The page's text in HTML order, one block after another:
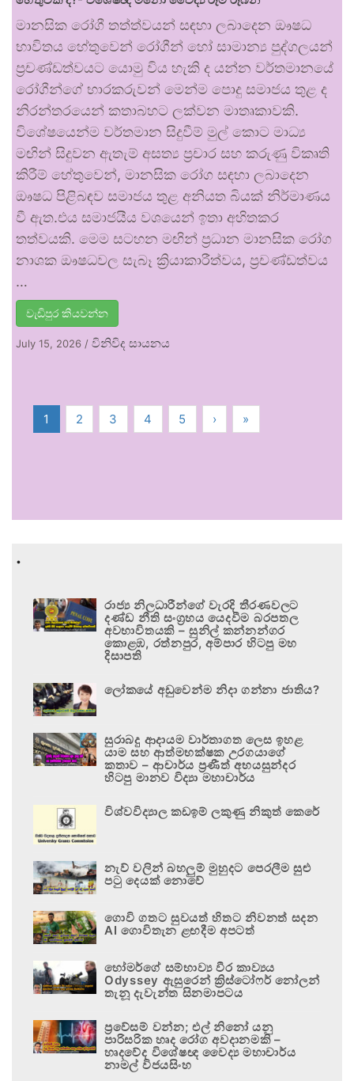
මානසික රෝගී තත්ත්වයන් සඳහා ලබාදෙන ඖෂධ
භාවිතය හේතුවෙන් රෝගීන් හෝ සාමාන්‍ය පුද්ගලයන්
ප්‍රචණ්ඩත්වයට යොමු විය හැකි ද යන්න වර්තමානයේ
රෝගීන්ගේ භාරකරුවන් මෙන්ම පොදු සමාජය තුළ ද
නිරන්තරයෙන් කතාබහට ලක්වන මාතෘකාවකි.
විශේෂයෙන්ම වර්තමාන සිදුවීම් මුල් කොට මාධ්‍ය
මඟින් සිදුවන ඇතැම් අසත්‍ය ප්‍රචාර සහ කරුණු විකෘති
කිරීම් හේතුවෙන්, මානසික රෝග සඳහා ලබාදෙන
ඖෂධ පිළිබඳව සමාජය තුළ අනියත බියක් නිර්මාණය
වී ඇත.එය සමාජයීය වශයෙන් ඉතා අහිතකර
තත්වයකි. මෙම සටහන මඟින් ප්‍රධාන මානසික රෝග
නාශක ඖෂධවල සැබෑ ක්‍රියාකාරීත්වය, ප්‍රචණ්ඩත්වය
…
වැඩිපුර කියවන්න
July 15, 2026 / විනිවිද සායනය
1 2 3 4 5 › »
.
රාජ්‍ය නිලධාරීන්ගේ වැරදි තීරණවලට
දණ්ඩ නීති සංග්‍රහය යෙදවීම බරපතල
අවභාවිතයකි – සුනිල් කන්නන්ගර
කොළඹ, රත්නපුර, අම්පාර හිටපු මහ
දිසාපති
ලෝකයේ අඩුවෙන්ම නිදා ගන්නා ජාතිය?
සුරාබදු ආදායම වාර්තාගත ලෙස ඉහළ
යාම සහ ආත්මභක්ෂක උරගයාගේ
කතාව – ආචාර්ය ප්‍රණීත් අභයසුන්දර
හිටපු මානව විද්‍යා මහාචාර්ය
විශ්වවිද්‍යාල කඩඉම් ලකුණු නිකුත් කෙරේ
නැව් වලින් බහලුම් මුහුදට පෙරලීම සුළු
පටු දෙයක් නොවේ
ගොවි ගතට සුවයත් හිතට නිවනත් සදන
AI ගොවිතැන ළඟදීම අපටත්
හෝමර්ගේ සම්භාව්‍ය වීර කාව්‍යය
Odyssey ඇසුරෙන් ක්‍රිස්ටෝෆර් නෝලන්
තැනූ දැවැන්ත සිනමාපටය
ප්‍රවේසම් වන්න; එල් නිනෝ යනු
පාරිසරික හෘද රෝග අවදානමකි –
හෘදවේද විශේෂඥ වෛද්‍ය මහාචාර්ය
නාමල් විජයසිංහ